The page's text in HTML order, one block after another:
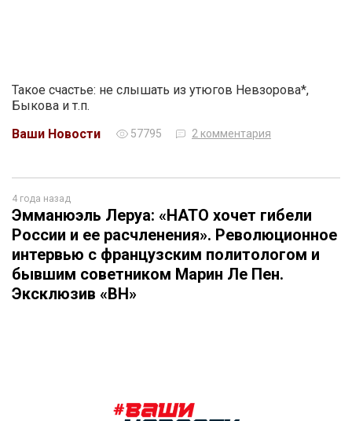
Такое счастье: не слышать из утюгов Невзорова*,
Быкова и т.п.
Ваши Новости
57795 2 комментария
4 года назад
Эмманюэль Леруа: «НАТО хочет гибели
России и ее расчленения». Революционное
интервью с французским политологом и
бывшим советником Марин Ле Пен.
Эксклюзив «ВН»